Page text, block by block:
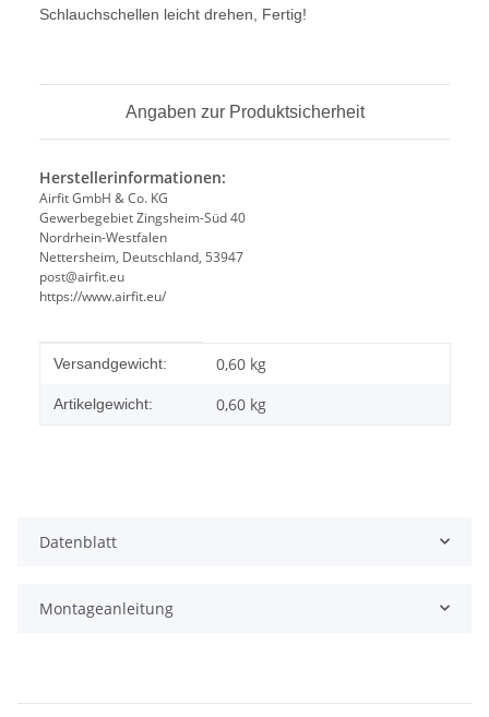
Schlauchschellen leicht drehen, Fertig!
Angaben zur Produktsicherheit
Herstellerinformationen:
Airfit GmbH & Co. KG
Gewerbegebiet Zingsheim-Süd 40
Nordrhein-Westfalen
Nettersheim, Deutschland, 53947
post@airfit.eu
https://www.airfit.eu/
Produkteigenschaft
Wert
Versandgewicht: 0,60 kg
Artikelgewicht: 0,60 kg
Datenblatt
Montageanleitung